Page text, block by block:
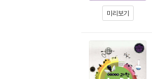
미리보기